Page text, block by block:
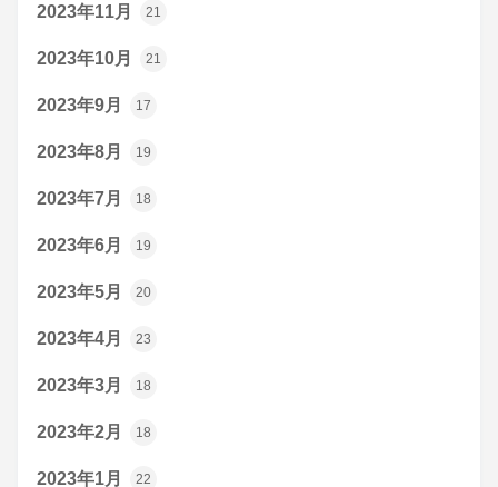
2023年11月 21
2023年10月 21
2023年9月 17
2023年8月 19
2023年7月 18
2023年6月 19
2023年5月 20
2023年4月 23
2023年3月 18
2023年2月 18
2023年1月 22